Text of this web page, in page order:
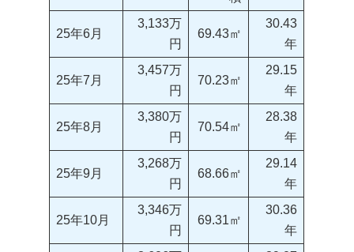
25年6月
3,133万
円
69.43㎡
30.43
年
25年7月
3,457万
円
70.23㎡
29.15
年
25年8月
3,380万
円
70.54㎡
28.38
年
25年9月
3,268万
円
68.66㎡
29.14
年
25年10月
3,346万
円
69.31㎡
30.36
年